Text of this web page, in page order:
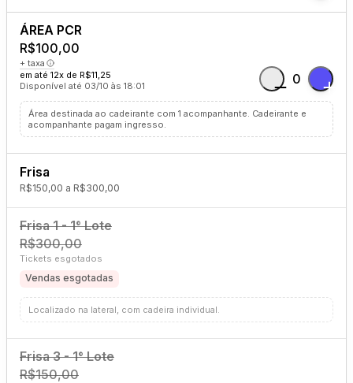
ÁREA PCR
R$100,00
+ taxa
em até 12x de R$11,25
Disponível até 03/10 às 18:01
0
Área destinada ao cadeirante com 1 acompanhante. Cadeirante e
acompanhante pagam ingresso.
Frisa
R$150,00 a R$300,00
Frisa 1 - 1° Lote
R$300,00
Tickets esgotados
Vendas esgotadas
Localizado na lateral, com cadeira individual.
Frisa 3 - 1° Lote
R$150,00